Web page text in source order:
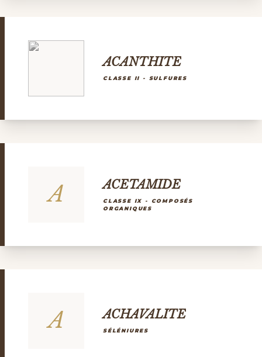
ACANTHITE
CLASSE II - SULFURES
A ACETAMIDE
CLASSE IX - COMPOSÉS
ORGANIQUES
A ACHAVALITE
SÉLÉNIURES